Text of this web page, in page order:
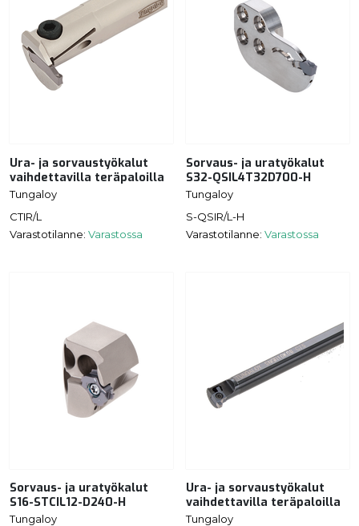
Ura- ja sorvaustyökalut
vaihdettavilla teräpaloilla
Tungaloy
CTIR/L
Varastotilanne: Varastossa
Sorvaus- ja uratyökalut
S32-QSIL4T32D700-H
Tungaloy
S-QSIR/L-H
Varastotilanne: Varastossa
Sorvaus- ja uratyökalut
S16-STCIL12-D240-H
Tungaloy
Ura- ja sorvaustyökalut
vaihdettavilla teräpaloilla
Tungaloy